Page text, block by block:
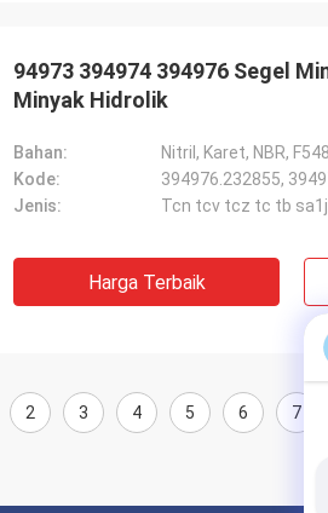
94973 394974 394976 Segel
Minyak Hidrolik
Bahan:
Nitril, Karet, NBR,
Kode:
394976.232855,
Jenis:
Tcn tcv tcz tc tb
Harga Terbaik
2 3 4 5 6 7